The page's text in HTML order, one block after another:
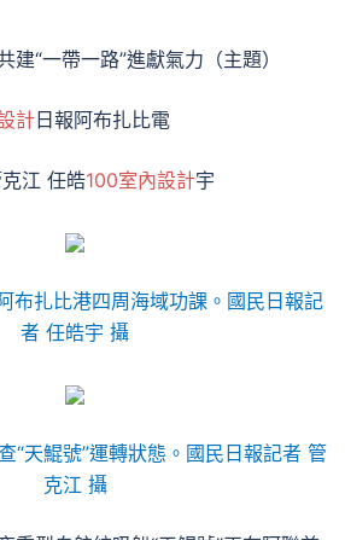
建“一帶一路”進獻氣力（主題）
計 日報阿布扎比電
江 任皓100室內設計宇
布扎比港四周海域功課。 國民日報記
者 任皓宇 攝
“天鯤號”運轉狀態。 國民日報記者 管
克江 攝